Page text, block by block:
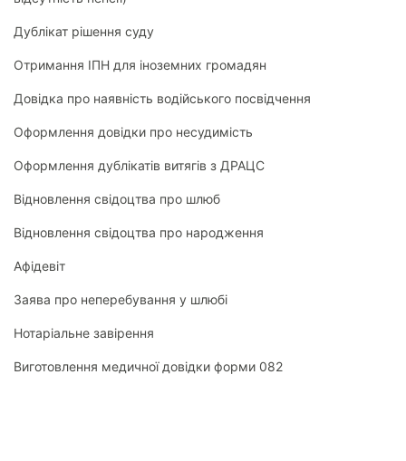
Дублікат рішення суду
Отримання ІПН для іноземних громадян
Довідка про наявність водійського посвідчення
Оформлення довідки про несудимість
Оформлення дублікатів витягів з ДРАЦС
Відновлення свідоцтва про шлюб
Відновлення свідоцтва про народження
Афідевіт
Заява про неперебування у шлюбі
Нотаріальне завірення
Виготовлення медичної довідки форми 082